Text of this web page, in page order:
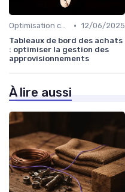
Optimisation coûts • 12/06/2025
Tableaux de bord des achats
: optimiser la gestion des
approvisionnements
À lire aussi